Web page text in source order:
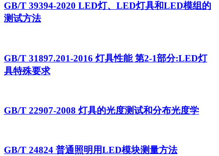
GB/T 39394-2020 LED灯、LED灯具和LED模组的
测试方法
GB/T 31897.201-2016 灯具性能 第2-1部分:LED灯
具特殊要求
GB/T 22907-2008 灯具的光度测试和分布光度学
GB/T 24824 普通照明用LED模块测量方法